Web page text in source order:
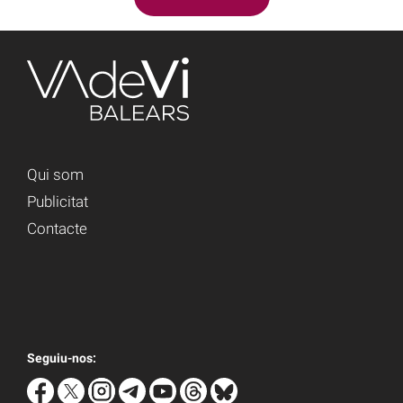
Qui som
Publicitat
Contacte
Seguiu-nos: